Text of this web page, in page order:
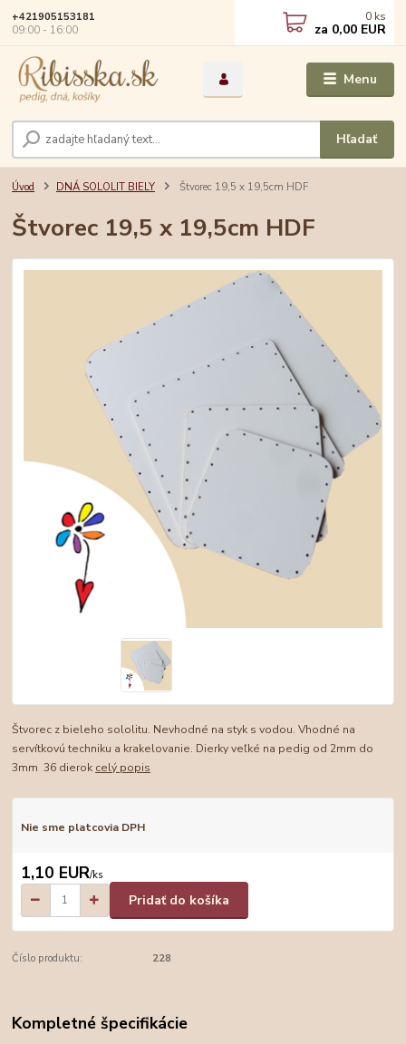
Menu
Hľadať
+421905153181
09:00 - 16:00
0 ks
za 0,00 EUR
Úvod DNÁ SOLOLIT BIELY Štvorec 19,5 x 19,5cm HDF
Štvorec 19,5 x 19,5cm HDF
Štvorec z bieleho sololitu. Nevhodné na styk s vodou. Vhodné na
servítkovú techniku a krakelovanie. Dierky veľké na pedig od 2mm do
3mm 36 dierok celý popis
Nie sme platcovia DPH
1,10 EUR/ks
Pridať do košíka
Číslo produktu: 228
Kompletné špecifikácie